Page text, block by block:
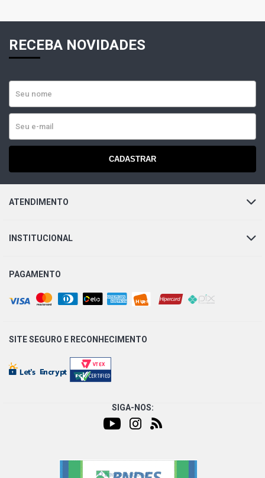
RECEBA NOVIDADES
CADASTRAR
ATENDIMENTO
INSTITUCIONAL
PAGAMENTO
SITE SEGURO E RECONHECIMENTO
SIGA-NOS: